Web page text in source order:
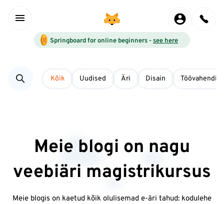
Springboard for online beginners -see here
Kõik Uudised Äri Disain Töövahendid
Meie blogi on nagu
veebiäri magistrikursus
Meie blogis on kaetud kõik olulisemad e-äri tahud: kodulehe